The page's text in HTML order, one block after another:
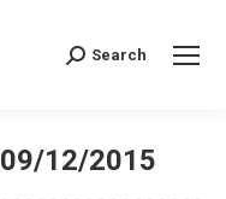
Search:
Search
09/12/2015